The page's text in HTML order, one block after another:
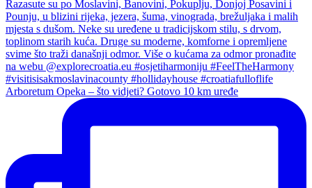
Arboretum Opeka – što vidjeti? Gotovo 10 km uređe